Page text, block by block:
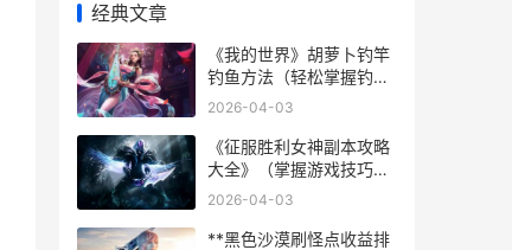
经典文章
《我的世界》胡萝卜钓竿
钓鱼方法（轻松掌握钓鱼
技巧，享受渔夫乐趣）
2026-04-03
《征服胜利女神副本攻略
大全》（掌握游戏技巧，
助您轻松通关）
2026-04-03
**黑色沙漠刷怪点收益排